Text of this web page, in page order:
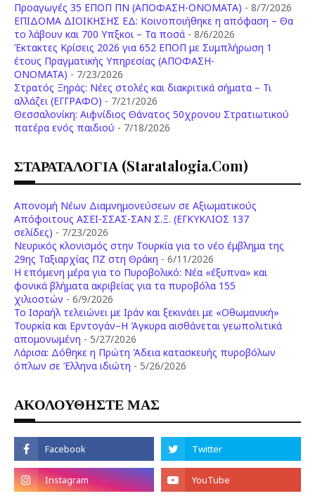
Προαγωγές 35 ΕΠΟΠ ΠΝ (ΑΠΟΦΑΣΗ-ΟΝΟΜΑΤΑ) - 8/7/2026
ΕΠΙΔΟΜΑ ΔΙΟΙΚΗΣΗΣ ΕΔ: Κοινοποιήθηκε η απόφαση – Θα
το λάβουν και 700 Υπξκοι – Τα ποσά - 8/6/2026
Έκτακτες Κρίσεις 2026 για 652 ΕΠΟΠ με Συμπλήρωση 1
έτους Πραγματικής Υπηρεσίας (ΑΠΟΦΑΣΗ-
ONOMATA) - 7/23/2026
Στρατός Ξηράς: Νέες στολές και διακριτικά σήματα – Τι
αλλάζει (ΕΓΓΡΑΦΟ) - 7/21/2026
Θεσσαλονίκη: Αιφνίδιος Θάνατος 50χρονου Στρατιωτικού
πατέρα ενός παιδιού - 7/18/2026
ΣΤΑΡΑΤΑΛΟΓΙΑ (staratalogia.com)
Απονομή Νέων Διαμνημονεύσεων σε Αξιωματικούς
Απόφοιτους ΑΣΕΙ-ΣΣΑΣ-ΣΑΝ Σ.Ξ. (ΕΓΚΥΚΛΙΟΣ 137
σελίδες) - 7/23/2026
Νευρικός κλονισμός στην Τουρκία για το νέο έμβλημα της
29ης Ταξιαρχίας ΠΖ στη Θράκη - 6/11/2026
Η επόμενη μέρα για το Πυροβολικό: Νέα «έξυπνα» και
φονικά βλήματα ακριβείας για τα πυροβόλα 155
χιλιοστών - 6/9/2026
Το Ισραήλ τελειώνει με Ιράν και ξεκινάει με «Οθωμανική»
Τουρκία και Ερντογάν–Η Άγκυρα αισθάνεται γεωπολιτικά
απομονωμένη - 5/27/2026
Λάρισα: Δόθηκε η Πρώτη Άδεια κατασκευής πυροβόλων
όπλων σε Έλληνα ιδιώτη - 5/26/2026
ΑΚΟΛΟΥΘΗΣΤΕ ΜΑΣ